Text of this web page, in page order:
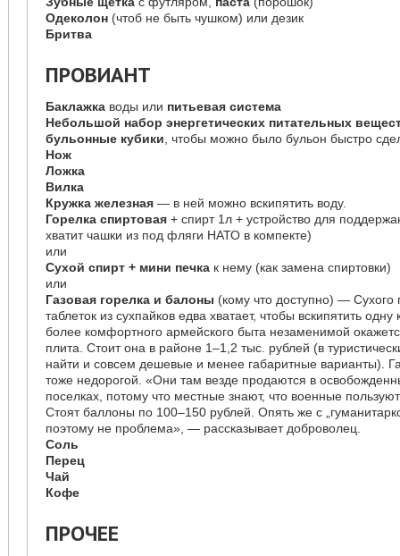
Одеколон (чтоб не быть чушком) или дезик
Бритва
ПРОВИАНТ
Баклажка воды или питьевая система
Небольшой набор энергетических питательных
бульонные кубики , чтобы можно было бульон быстро
Нож
Ложка
Вилка
Кружка железная — в ней можно вскипятить воду.
Горелка спиртовая + спирт 1л + устройство для
хватит чашки из под фляги НАТО в компекте)
или
Сухой спирт + мини печка к нему (как замена спиртовки)
или
Газовая горелка и балоны (кому что доступно) — Сухого
таблеток из сухпайков едва хватает, чтобы вскипятить
более комфортного армейского быта незаменимой
плита. Стоит она в районе 1–1,2 тыс. рублей (в
найти и совсем дешевые и менее габаритные варианты).
тоже недорогой. «Они там везде продаются в
поселках, потому что местные знают, что военные
Стоят баллоны по 100–150 рублей. Опять же с
поэтому не проблема», — рассказывает доброволец.
Соль
Перец
Чай
Кофе
ПРОЧЕЕ